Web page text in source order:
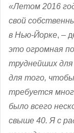
«Летом 2016
свой
в Нью-Йорке, –
это огромная
труднейших для
для того,
требуется
было всего
свыше 40. Я с